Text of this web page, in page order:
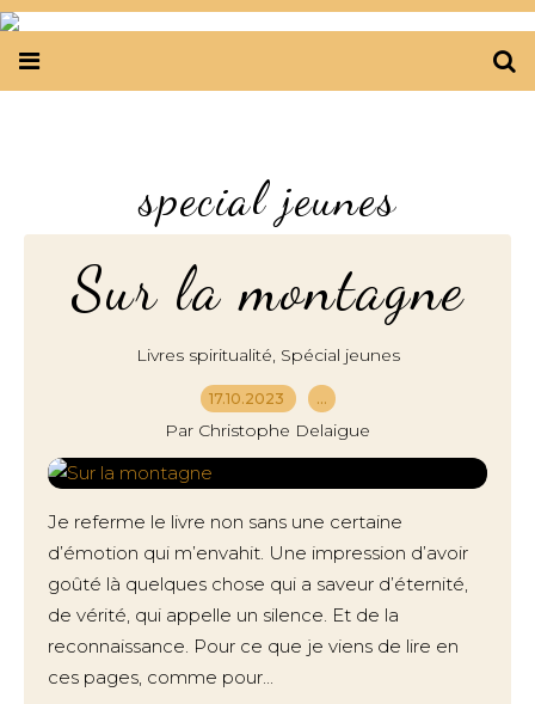
special jeunes
Sur la montagne
Livres spiritualité, Spécial jeunes
17.10.2023 …
Par Christophe Delaigue
Je referme le livre non sans une certaine
d’émotion qui m’envahit. Une impression d’avoir
goûté là quelques chose qui a saveur d’éternité,
de vérité, qui appelle un silence. Et de la
reconnaissance. Pour ce que je viens de lire en
ces pages, comme pour...